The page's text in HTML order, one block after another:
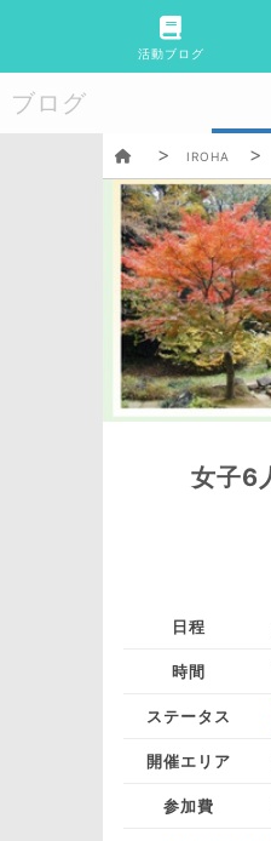
活動ブログ
ブログ
IROHA
女子6
日程
時間
ステータス
開催エリア
参加費